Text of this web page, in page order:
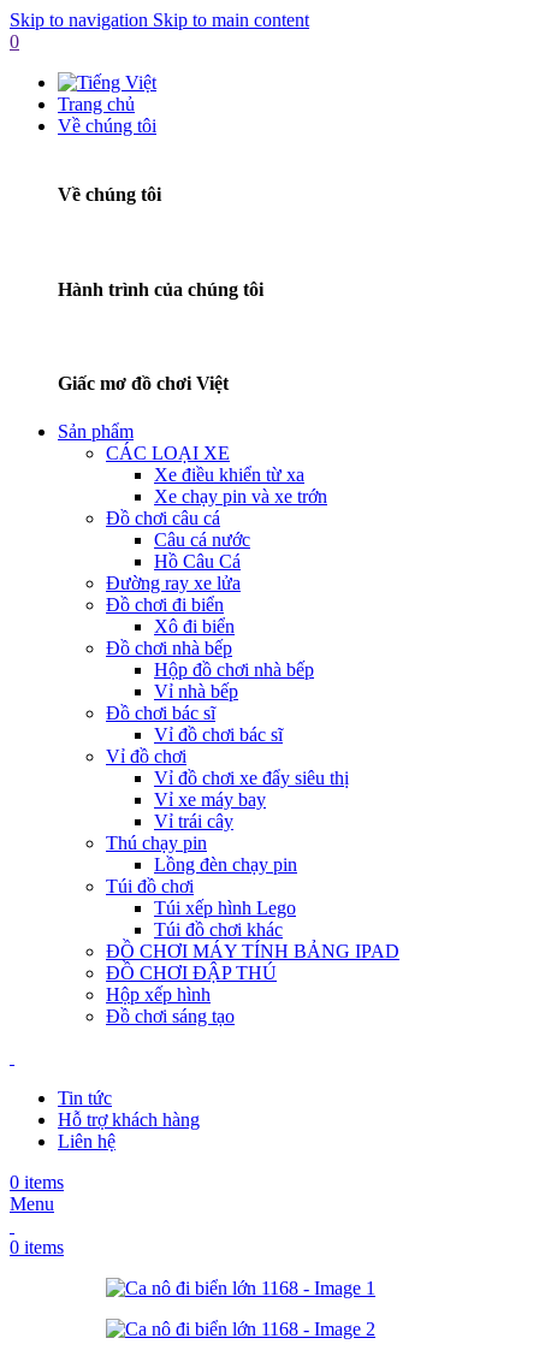
Skip to navigation Skip to main content
0
Trang chủ
Về chúng tôi
Về chúng tôi
Hành trình của chúng tôi
Giấc mơ đồ chơi Việt
Sản phẩm
CÁC LOẠI XE
Xe điều khiển từ xa
Xe chạy pin và xe trớn
Đồ chơi câu cá
Câu cá nước
Hồ Câu Cá
Đường ray xe lửa
Đồ chơi đi biển
Xô đi biển
Đồ chơi nhà bếp
Hộp đồ chơi nhà bếp
Vỉ nhà bếp
Đồ chơi bác sĩ
Vỉ đồ chơi bác sĩ
Vỉ đồ chơi
Vỉ đồ chơi xe đẩy siêu thị
Vỉ xe máy bay
Vỉ trái cây
Thú chạy pin
Lồng đèn chạy pin
Túi đồ chơi
Túi xếp hình Lego
Túi đồ chơi khác
ĐỒ CHƠI MÁY TÍNH BẢNG IPAD
ĐỒ CHƠI ĐẬP THÚ
Hộp xếp hình
Đồ chơi sáng tạo
Tin tức
Hỗ trợ khách hàng
Liên hệ
0 items
Menu
0 items